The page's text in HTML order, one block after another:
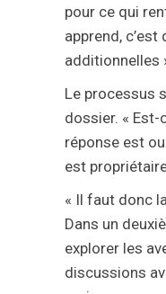
pour ce qui
apprend,
additionnelles
Le processus
dossier. « Est-
réponse est
est
« Il faut donc
Dans un
explorer les
discussions